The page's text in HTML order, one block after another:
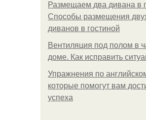
Размещаем два дивана в
Способы размещения
диванов в гостиной
Вентиляция под полом в
доме. Как исправить
Упражнения по
которые помогут вам
успеха